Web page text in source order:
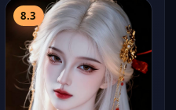
8.3